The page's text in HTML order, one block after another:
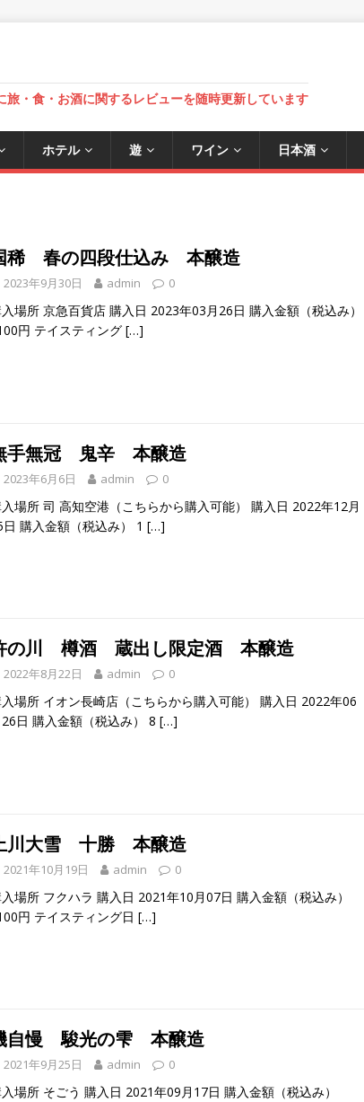
旅・食・お酒に関するレビューを随時更新しています
ホテル 遊 ワイン 日本酒
稀 春の四段仕込み 本醸造
2023年9月30日 admin 0
場所 京急百貨店 購入日 2023年03月26日 購入金額（税込み）
円 テイスティング […]
手無冠 鬼辛 本醸造
2023年6月6日 admin 0
場所 司 高知空港（こちらから購入可能） 購入日 2022年12月
日 購入金額（税込み） 1 […]
の川 樽酒 蔵出し限定酒 本醸造
2022年8月22日 admin 0
場所 イオン長崎店（こちらから購入可能） 購入日 2022年06
26日 購入金額（税込み） 8 […]
川大雪 十勝 本醸造
2021年10月19日 admin 0
場所 フクハラ 購入日 2021年10月07日 購入金額（税込み）
円 テイスティング日 […]
自慢 駿光の雫 本醸造
2021年9月25日 admin 0
場所 そごう 購入日 2021年09月17日 購入金額（税込み）